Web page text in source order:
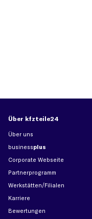
Über kfzteile24
Über uns
businessplus
Corporate Webseite
Partnerprogramm
Werkstätten/Filialen
Karriere
Bewertungen